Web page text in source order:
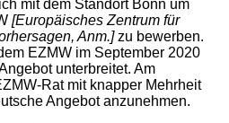
mit dem Standort Bonn um
[Europäisches Zentrum für
Anm.]zu bewerben.
EZMW im September 2020
unterbreitet. Am
Rat mit knapper Mehrheit
Angebot anzunehmen.